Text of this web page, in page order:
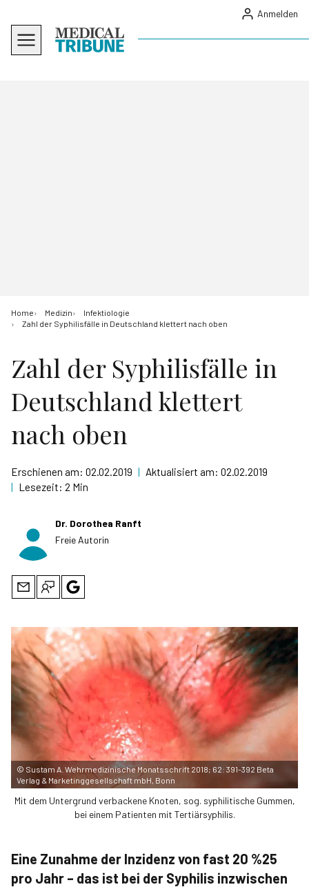
Anmelden
Home Medizin
Infektiologie
Zahl der Syphilisfälle in Deutschland klettert nach oben
Zahl der Syphilisfälle in
Deutschland klettert
nach oben
Erschienen am: 02.02.2019 | Aktualisiert am: 02.02.2019
| Lesezeit: 2 Min
Dr. Dorothea Ranft
Freie Autorin
© Sustam A. Wehrmedizinische Monatsschrift 2018; 62: 391-392 Beta
Verlag & Marketinggesellschaft mbH, Bonn
Mit dem Untergrund verbackene Knoten, sog. syphilitische Gummen,
bei einem Patienten mit Tertiärsyphilis.
Eine Zunahme der Inzidenz von fast 20 %25
pro Jahr – das ist bei der Syphilis inzwischen